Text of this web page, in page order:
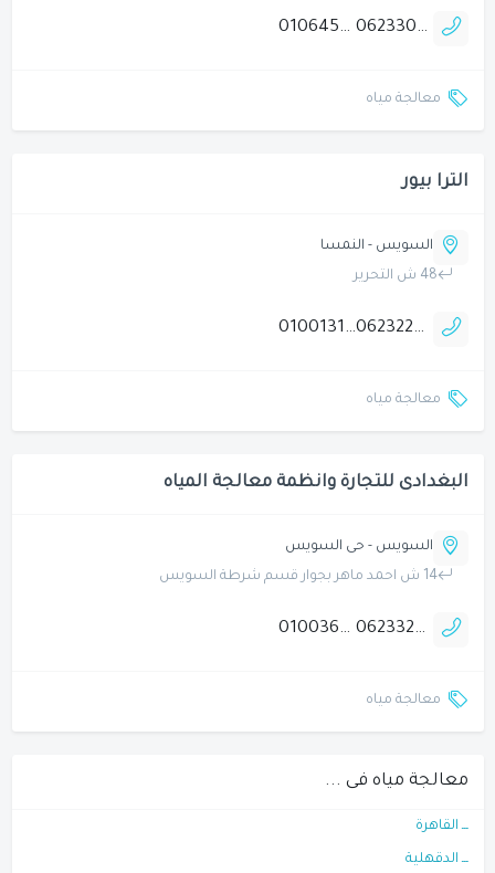
0623304950
01064540191
معالجة مياه
الترا بيور
السويس - النمسا
48 ش التحرير
0623225138
01001315561
معالجة مياه
البغدادى للتجارة وانظمة معالجة المياه
السويس - حى السويس
14 ش احمد ماهر بجوار قسم شرطة السويس
0623324093
01003668480
معالجة مياه
معالجة مياه فى ...
ـــ القاهرة
ـــ الدقهلية